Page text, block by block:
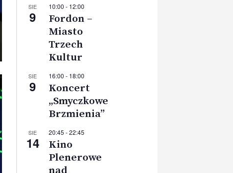
SIE
9
10:00 - 12:00
Fordon –
Miasto
Trzech
Kultur
SIE
9
16:00 - 18:00
Koncert
„Smyczkowe
Brzmienia”
SIE
14
20:45 -22:45
Kino
Plenerowe